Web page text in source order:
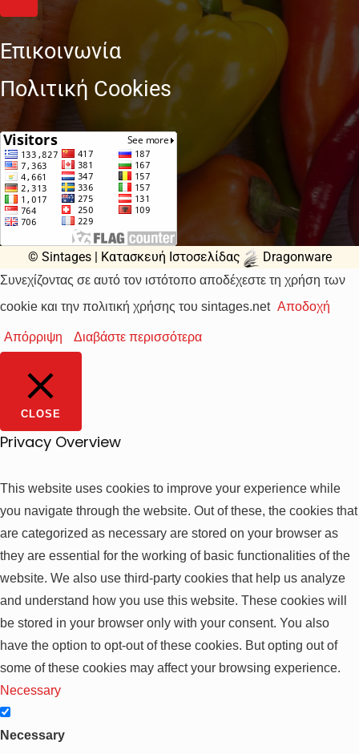
Επικοινωνία
Πολιτική Cookies
© Sintages | Κατασκευή Ιστοσελίδας Dragonware
Συνεχίζοντας σε αυτό τον ιστότοπο αποδέχεστε τη χρήση των
cookie και την πολιτική χρήσης του sintages.net Αποδοχή
Απόρριψη Διαβάστε περισσότερα
CLOSE
Privacy Overview
This website uses cookies to improve your experience while
you navigate through the website. Out of these, the cookies that
are categorized as necessary are stored on your browser as
they are essential for the working of basic functionalities of the
website. We also use third-party cookies that help us analyze
and understand how you use this website. These cookies will
be stored in your browser only with your consent. You also
have the option to opt-out of these cookies. But opting out of
some of these cookies may affect your browsing experience.
Necessary
Necessary